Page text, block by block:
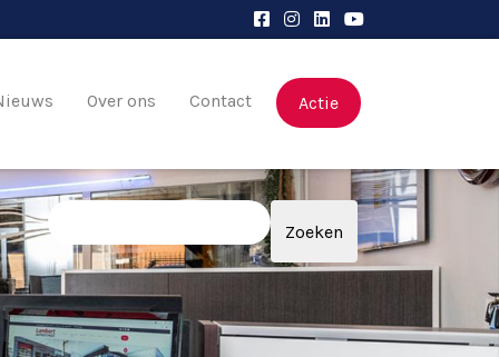
Over ons Contact Actie
Zoeken
Zoeken